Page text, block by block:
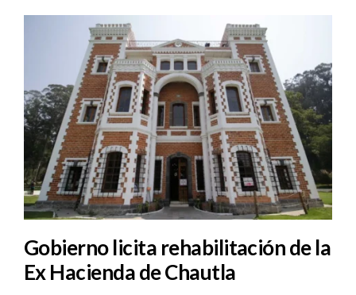
Gobierno licita rehabilitación de la
Ex Hacienda de Chautla